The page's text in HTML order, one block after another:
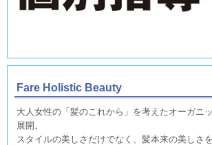
Fare Holistic Beauty
大人女性の「髪のこれから」を考えたオーガニ
展開。
スタイルの美しさだけでなく、髪本来の美しさ